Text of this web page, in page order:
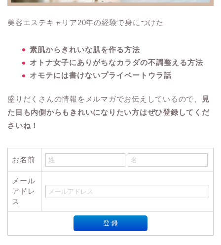
美容エステキャリア20年の経験で身につけた
素肌からきれいな肌を作る方法
オトナ女子にありがちなカラダの不調整える方法
オモテには書けないプライベートウラ話
盛りだくさんの情報をメルマガでお伝えしているので、
見
た目も内側からもきれいになりたい方はぜひ登録してくだ
さいね！
お名前
メール
アドレ
ス